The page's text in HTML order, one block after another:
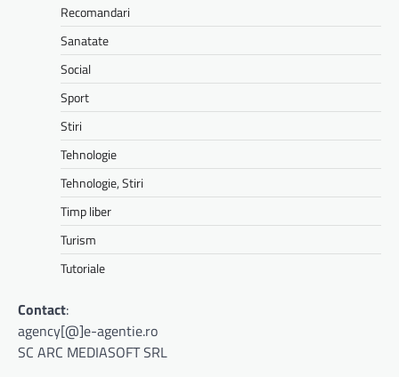
Recomandari
Sanatate
Social
Sport
Stiri
Tehnologie
Tehnologie, Stiri
Timp liber
Turism
Tutoriale
Contact:
agency[@]e-agentie.ro
SC ARC MEDIASOFT SRL